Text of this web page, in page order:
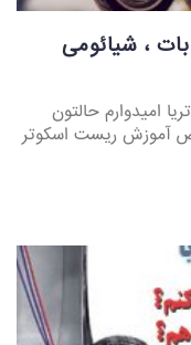
، شیائومی
امیدوارم حالتون
آموزش ریست اسکوتر